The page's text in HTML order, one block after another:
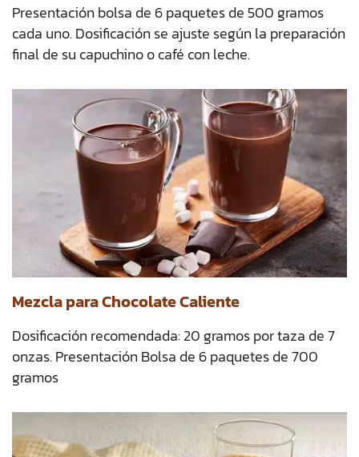
Presentación bolsa de 6 paquetes de 500 gramos
cada uno. Dosificación se ajuste según la preparación
final de su capuchino o café con leche.
Mezcla para Chocolate Caliente
Dosificación recomendada: 20 gramos por taza de 7
onzas. Presentación Bolsa de 6 paquetes de 700
gramos